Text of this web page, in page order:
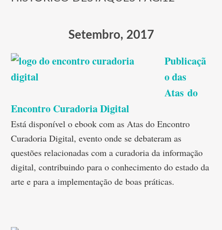
Setembro, 2017
Publicaçã
o das
Atas do
Encontro Curadoria Digital
Está disponível o ebook com as Atas do Encontro
Curadoria Digital, evento onde se debateram as
questões relacionadas com a curadoria da informação
digital, contribuindo para o conhecimento do estado da
arte e para a implementação de boas práticas.